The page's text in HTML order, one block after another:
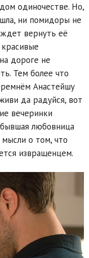
одиночестве. Но,
ни помидоры не
вернуть её
дороге не
Тем более что
Анастейшу
да радуйся, вот
вечеринки
любовница
мысли о том, что
извращенцем.